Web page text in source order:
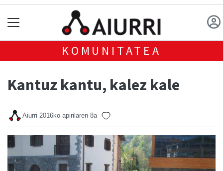
KOMUNITATEA
Kantuz kantu, kalez kale
Aiurri 2016ko apirilaren 8a